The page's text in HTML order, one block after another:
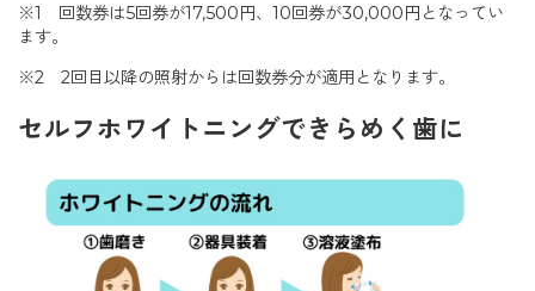
※1 回数券は5回券が17,500円、10回券が30,000円となってい
ます。
※2 2回目以降の照射からは回数券分が適用となります。
セルフホワイトニングできらめく歯に